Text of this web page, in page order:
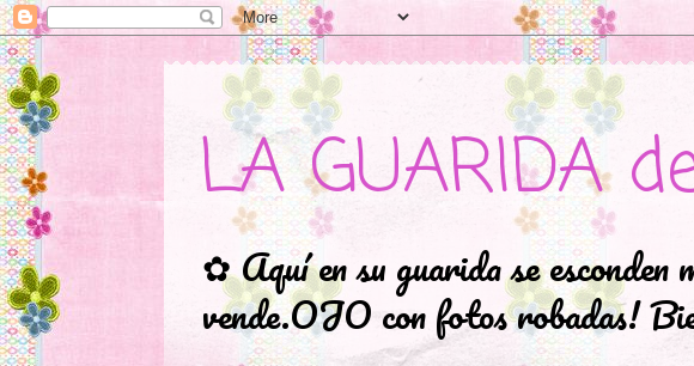
LA GUARIDA
✿ Aquí en su guarida se esconden
vende.OJO con fotos robadas!